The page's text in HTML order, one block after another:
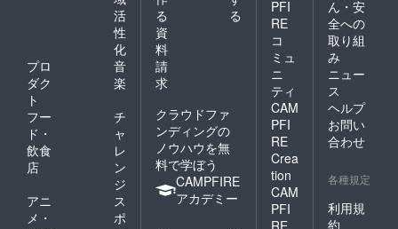
活
性
化
プロ
ダク
ト
音
楽
フー
ド・
飲食
店
チ
ャ
レ
ン
ジ
アニ
メ・
ス
ポ
る
る
資
料
請
求
クラウドファ
ンディングの
ノウハウを無
料で学ぼう
CAMPFIRE
アカデミー
PFI
RE
コ
ミュ
ニ
ティ
CAM
PFI
RE
Crea
tion
CAM
PFI
RE
ん・安
全への
取り組
み
ニュー
ス
ヘルプ
お問い
合わせ
各種規定
利用規
約